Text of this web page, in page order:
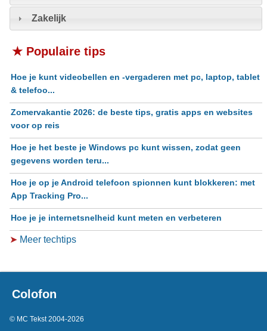
Zakelijk
★ Populaire tips
Hoe je kunt videobellen en -vergaderen met pc, laptop, tablet
& telefoo...
Zomervakantie 2026: de beste tips, gratis apps en websites
voor op reis
Hoe je het beste je Windows pc kunt wissen, zodat geen
gegevens worden teru...
Hoe je op je Android telefoon spionnen kunt blokkeren: met
App Tracking Pro...
Hoe je je internetsnelheid kunt meten en verbeteren
➤ Meer techtips
Colofon
© MC Tekst 2004-2026